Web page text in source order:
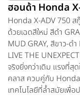
ฮอนด้า Honda
Honda X-ADV 750 ส
ด้วยเฉดสีใหม่ สีดำ
MUD GRAY, สีขาว-ด
LIVE THE
จริงยิ่งกว่าเดิม แรงที่สุ
คลาส ควบคู่กับ
เทคโนโลยีที่ล้ำสมัยเพื่